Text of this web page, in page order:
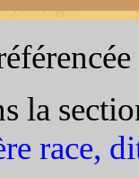
la
race,